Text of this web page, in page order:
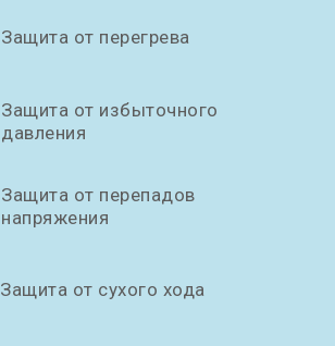
Защита от перегрева
Защита от избыточного
давления
Защита от перепадов
напряжения
Защита от сухого хода